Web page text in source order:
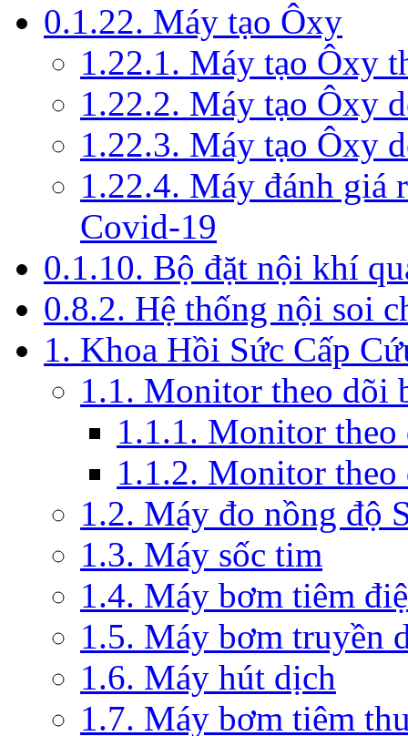
0.1.22. Máy tạo Ôxy
1.22.1. Máy tạo Ôxy
1.22.2. Máy tạo Ôxy
1.22.3. Máy tạo Ôxy
1.22.4. Máy đánh giá
Covid-19
0.1.10. Bộ đặt nội khí
0.8.2. Hệ thống nội soi
1. Khoa Hồi Sức Cấp
1.1. Monitor theo dõi
1.1.1. Monitor theo
1.1.2. Monitor
1.2. Máy đo nồng độ
1.3. Máy sốc tim
1.4. Máy bơm tiêm
1.5. Máy bơm truyền
1.6. Máy hút dịch
1.7. Máy bơm tiêm